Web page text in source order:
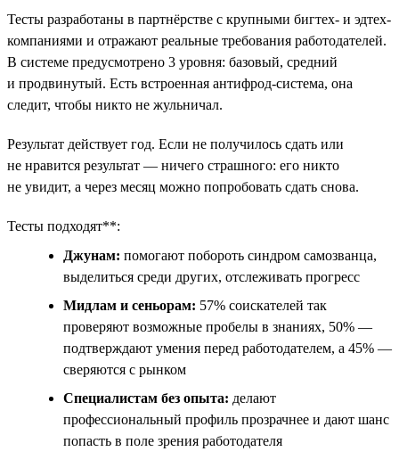
Тесты разработаны в партнёрстве с крупными бигтех- и эдтех-
компаниями и отражают реальные требования работодателей.
В системе предусмотрено 3 уровня: базовый, средний
и продвинутый. Есть встроенная антифрод-система, она
следит, чтобы никто не жульничал.
Результат действует год. Если не получилось сдать или
не нравится результат — ничего страшного: его никто
не увидит, а через месяц можно попробовать сдать снова.
Тесты подходят**:
Джунам: помогают побороть синдром самозванца,
выделиться среди других, отслеживать прогресс
Мидлам и сеньорам: 57% соискателей так
проверяют возможные пробелы в знаниях, 50% —
подтверждают умения перед работодателем, а 45% —
сверяются с рынком
Специалистам без опыта: делают
профессиональный профиль прозрачнее и дают шанс
попасть в поле зрения работодателя